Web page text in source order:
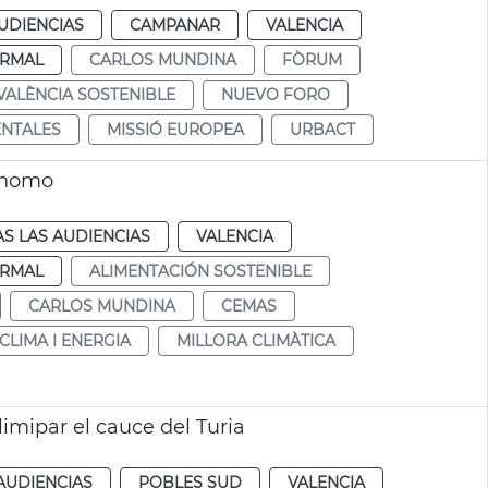
CAMPANAR
VALENCIA
CARLOS MUNDINA
FÒRUM
SOSTENIBLE
NUEVO FORO
MISSIÓ EUROPEA URBACT
LAS AUDIENCIAS
VALENCIA
ALIMENTACIÓN SOSTENIBLE
CARLOS MUNDINA
CEMAS
I ENERGIA
MILLORA CLIMÀTICA
el cauce del Turia
POBLES SUD VALENCIA